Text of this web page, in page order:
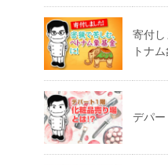
寄付
トナ
デパ